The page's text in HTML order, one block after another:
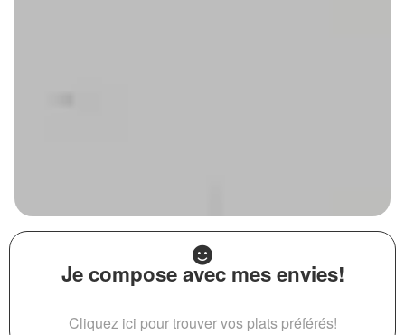
Je compose avec mes envies!
Cliquez ici pour trouver vos plats préférés!